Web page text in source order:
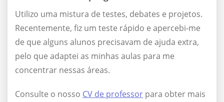
Utilizo uma mistura de testes, debates e projetos.
Recentemente, fiz um teste rápido e apercebi-me
de que alguns alunos precisavam de ajuda extra,
pelo que adaptei as minhas aulas para me
concentrar nessas áreas.
Consulte o nosso CV de professor para obter mais